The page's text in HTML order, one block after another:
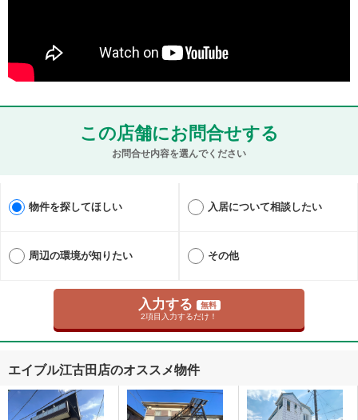
この店舗にお問合せする
お問合せ内容を選んでください
物件を探してほしい 入居について相談したい
周辺の環境が知りたい その他
入力する
無料
2項目入力するだけ！
エイブル江古田店のオススメ物件